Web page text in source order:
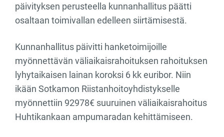
päivityksen perusteella kunnanhallitus päätti
osaltaan toimivallan edelleen siirtämisestä.
Kunnanhallitus päivitti hanketoimijoille
myönnettävän väliaikaisrahoituksen rahoituksen
lyhytaikaisen lainan koroksi 6 kk euribor. Niin
ikään Sotkamon Riistanhoitoyhdistykselle
myönnettiin 92978€ suuruinen väliaikaisrahoitus
Huhtikankaan ampumaradan kehittämiseen.